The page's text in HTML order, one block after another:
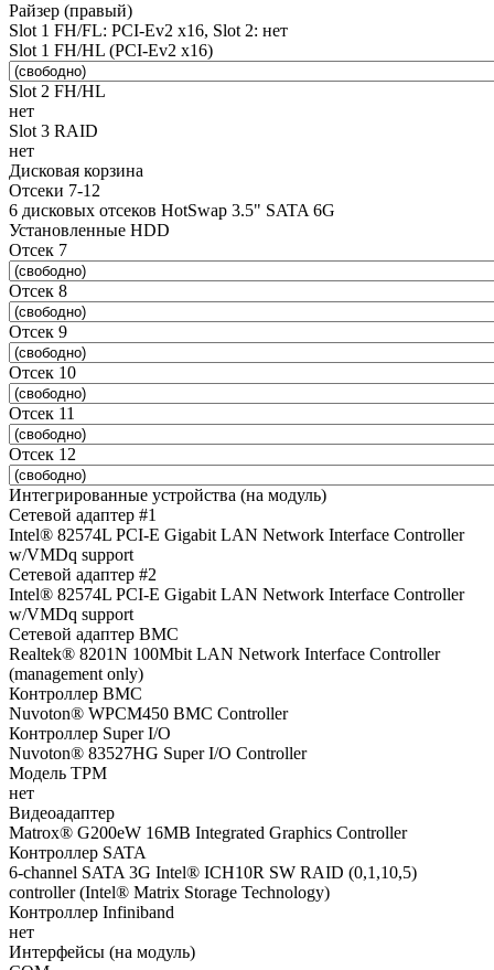
Райзер (правый)
Slot 1 FH/FL: PCI-Ev2 x16, Slot 2: нет
Slot 1 FH/HL (PCI-Ev2 x16)
Slot 2 FH/HL
нет
Slot 3 RAID
нет
Дисковая корзина
Отсеки 7-12
6 дисковых отсеков HotSwap 3.5" SATA 6G
Установленные HDD
Отсек 7
Отсек 8
Отсек 9
Отсек 10
Отсек 11
Отсек 12
Интегрированные устройства (на модуль)
Сетевой адаптер #1
Intel® 82574L PCI-E Gigabit LAN Network Interface Controller
w/VMDq support
Сетевой адаптер #2
Intel® 82574L PCI-E Gigabit LAN Network Interface Controller
w/VMDq support
Сетевой адаптер BMC
Realtek® 8201N 100Mbit LAN Network Interface Controller
(management only)
Контроллер BMC
Nuvoton® WPCM450 BMC Controller
Контроллер Super I/O
Nuvoton® 83527HG Super I/O Controller
Модель TPM
нет
Видеоадаптер
Matrox® G200eW 16MB Integrated Graphics Controller
Контроллер SATA
6-channel SATA 3G Intel® ICH10R SW RAID (0,1,10,5)
controller (Intel® Matrix Storage Technology)
Контроллер Infiniband
нет
Интерфейсы (на модуль)